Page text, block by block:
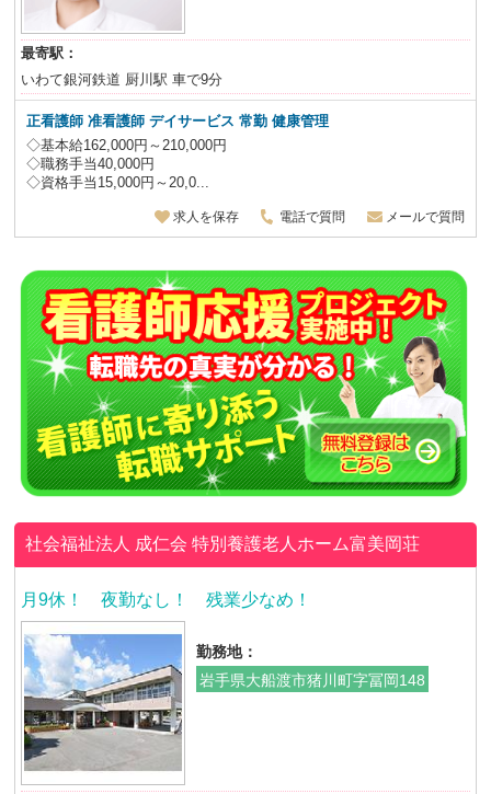
最寄駅：
いわて銀河鉄道 厨川駅 車で9分
正看護師 准看護師 デイサービス 常勤 健康管理
◇基本給162,000円～210,000円
◇職務手当40,000円
◇資格手当15,000円～20,0...
求人を保存 電話で質問 メールで質問
社会福祉法人 成仁会特別養護老人ホーム富美岡荘
月9休！ 夜勤なし！ 残業少なめ！
勤務地：
岩手県大船渡市猪川町字冨岡148